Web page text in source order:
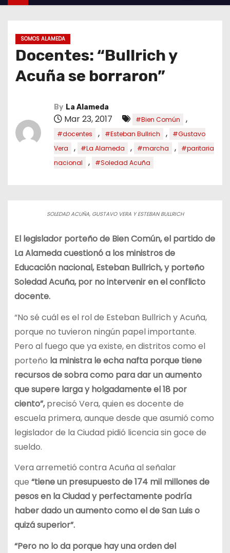
SOMOS ALAMEDA
Docentes: “Bullrich y
Acuña se borraron”
By La Alameda
Mar 23, 2017 #Bien Común ,
#docentes , #Esteban Bullrich ,
#Gustavo
Vera
, #La Alameda , #marcha ,
#paritaria
nacional
, #Soledad Acuña
SOLEDAD ACUÑA, GUSTAVO VERA Y ESTEBAN BULLRICH
El legislador porteño de Bien Común, el partido de
La Alameda cuestionó a los ministros de
Educación nacional, Esteban Bullrich, y porteño
Soledad Acuña, por no intervenir en el conflicto
docente.
“No sé cuál es el rol de Esteban Bullrich y Acuña,
porque no tuvieron ningún papel importante.
Pero al fuego que ya existe, en distritos como el
porteño la ministra le echa nafta porque tiene
recursos de sobra como para dar un aumento
que supere larga y holgadamente el 18 por
ciento”,precisó Vera, quien es docente de
escuela primera, aunque desde que asumió como
legislador de la Ciudad pidió licencia sin goce de
sueldo.
Vera arremetió contra Acuña al señalar
que “tiene un presupuesto de 174 mil millones de
pesos en la Ciudad y perfectamente podría
haber dado un aumento como el de San Luis o
quizá superior”.
“Pero no lo da porque hay una orden del